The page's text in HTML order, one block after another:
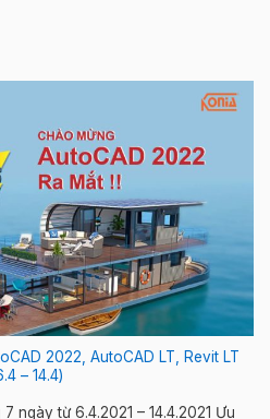
2022, AutoCAD LT, Revit LT
– 14.4)
ngày từ 6.4.2021 – 14.4.2021 Ưu